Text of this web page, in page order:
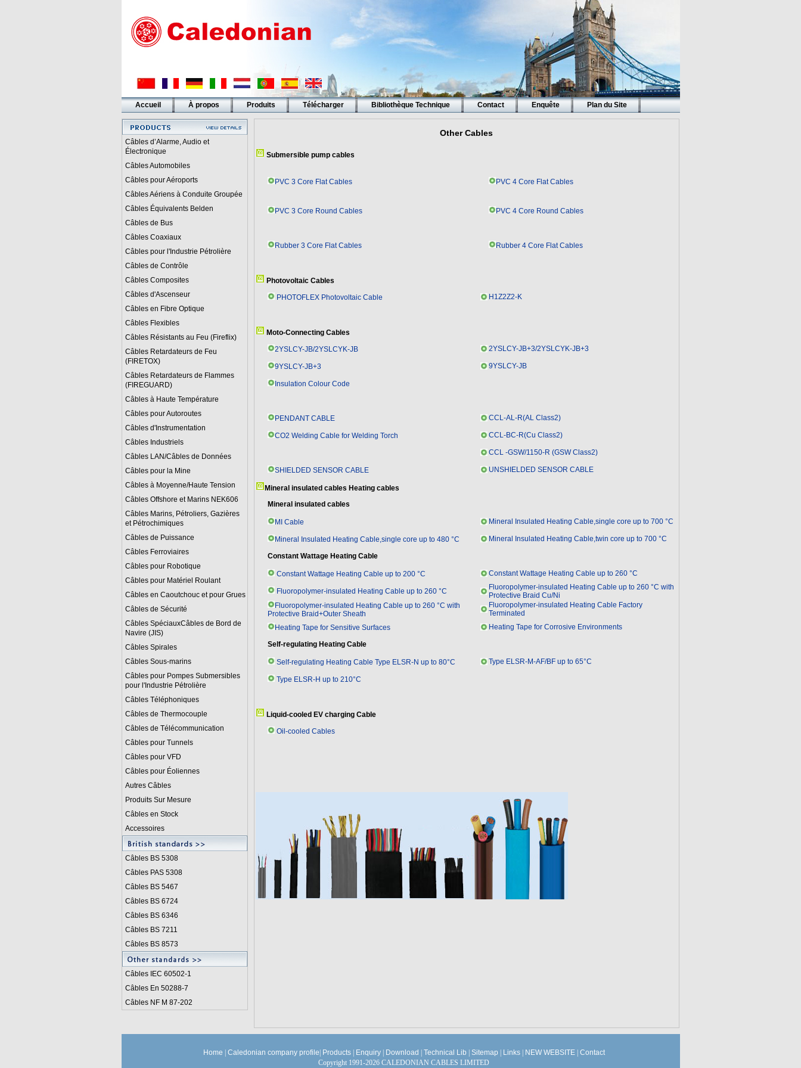
Accueil À propos Produits Télécharger Bibliothèque Technique Contact Enquête
Plan du Site
Liens
Câbles d’Alarme, Audio et
Électronique
Câbles Automobiles
Câbles pour Aéroports
Câbles Aériens à Conduite Groupée
Câbles Équivalents Belden
Câbles de Bus
Câbles Coaxiaux
Câbles pour l'Industrie Pétrolière
Câbles de Contrôle
Câbles Composites
Câbles d'Ascenseur
Câbles en Fibre Optique
Câbles Flexibles
Câbles Résistants au Feu (Fireflix)
Câbles Retardateurs de Feu
(FIRETOX)
Câbles Retardateurs de Flammes
(FIREGUARD)
Câbles à Haute Température
Câbles pour Autoroutes
Câbles d'Instrumentation
Câbles Industriels
Câbles LAN/Câbles de Données
Câbles pour la Mine
Câbles à Moyenne/Haute Tension
Câbles Offshore et Marins NEK606
Câbles Marins, Pétroliers, Gazières
et Pétrochimiques
Câbles de Puissance
Câbles Ferroviaires
Câbles pour Robotique
Câbles pour Matériel Roulant
Câbles en Caoutchouc et pour Grues
Câbles de Sécurité
Câbles SpéciauxCâbles de Bord de
Navire (JIS)
Câbles Spirales
Câbles Sous-marins
Câbles pour Pompes Submersibles
pour l'Industrie Pétrolière
Câbles Téléphoniques
Câbles de Thermocouple
Câbles de Télécommunication
Câbles pour Tunnels
Câbles pour VFD
Câbles pour Éoliennes
Autres Câbles
Produits Sur Mesure
Câbles en Stock
Accessoires
Câbles BS 5308
Câbles PAS 5308
Câbles BS 5467
Câbles BS 6724
Câbles BS 6346
Câbles BS 7211
Câbles BS 8573
Câbles IEC 60502-1
Câbles En 50288-7
Câbles NF M 87-202
Other Cables
Submersible pump cables
PVC 3 Core Flat Cables PVC 4 Core Flat Cables
PVC 3 Core Round Cables PVC 4 Core Round Cables
Rubber 3 Core Flat Cables Rubber 4 Core Flat Cables
Photovoltaic Cables
PHOTOFLEX Photovoltaic Cable
H1Z2Z2-K
Moto-Connecting Cables
2YSLCY-JB/2YSLCYK-JB
2YSLCY-JB+3/2YSLCYK-JB+3
9YSLCY-JB+3 9YSLCY-JB
Insulation Colour Code
PENDANT CABLE CCL-AL-R(AL Class2)
CO2 Welding Cable for Welding Torch CCL-BC-R(Cu Class2)
CCL -GSW/1150-R (GSW Class2)
SHIELDED SENSOR CABLE UNSHIELDED SENSOR CABLE
Mineral insulated cables Heating cables
Mineral insulated cables
MI Cable Mineral Insulated Heating Cable,single core up to 700 °C
Mineral Insulated Heating Cable,single core up to 480 °C Mineral Insulated Heating Cable,twin core up to 700 °C
Constant Wattage Heating Cable
Constant Wattage Heating Cable up to 200 °C Constant Wattage Heating Cable up to 260 °C
Fluoropolymer-insulated Heating Cable up to 260 °C
Fluoropolymer-insulated Heating Cable up to 260 °C with
Protective Braid Cu/Ni
Fluoropolymer-insulated Heating Cable up to 260 °C with
Protective Braid+Outer Sheath
Fluoropolymer-insulated Heating Cable Factory
Terminated
Heating Tape for Sensitive Surfaces
Heating Tape for Corrosive Environments
Self-regulating Heating Cable
Self-regulating Heating Cable Type ELSR-N up to 80°C Type ELSR-M-AF/BF up to 65°C
Type ELSR-H up to 210°C
Liquid-cooled EV charging Cable
Oil-cooled Cables
Home Caledonian company profile Products Enquiry| Download Technical Lib Sitemap Links NEW WEBSITE
Contact
Copyright 1991-2026 CALEDONIAN CABLES LIMITED